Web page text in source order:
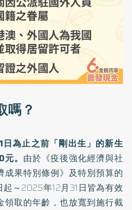
嗎？
為止之前「剛出生」的新生
。 由於《疫後強化經濟與社
成果特別條例》及特別預算的
～2025年12月31日皆為有效
領取的年齡，也放寬到施行截